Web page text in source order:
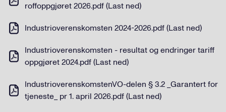
roffoppgjøret 2026.pdf (Last ned)
Industrioverenskomsten 2024-2026.pdf (Last ned)
Industrioverenskomsten - resultat og endringer tariff
oppgjøret 2024.pdf (Last ned)
IndustrioverenskomstenVO-delen § 3.2 _Garantert for
tjeneste_ pr 1. april 2026.pdf (Last ned)